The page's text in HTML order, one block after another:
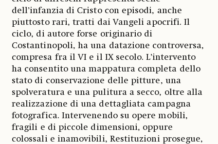
dell’infanzia di Cristo con episodi, anche
piuttosto rari, tratti dai Vangeli apocrifi. Il
ciclo, di autore forse originario di
Costantinopoli, ha una datazione controversa,
compresa fra il VI e il IX secolo. L’intervento
ha consentito una mappatura completa dello
stato di conservazione delle pitture, una
spolveratura e una pulitura a secco, oltre alla
realizzazione di una dettagliata campagna
fotografica. Intervenendo su opere mobili,
fragili e di piccole dimensioni, oppure
colossali e inamovibili, Restituzioni prosegue,